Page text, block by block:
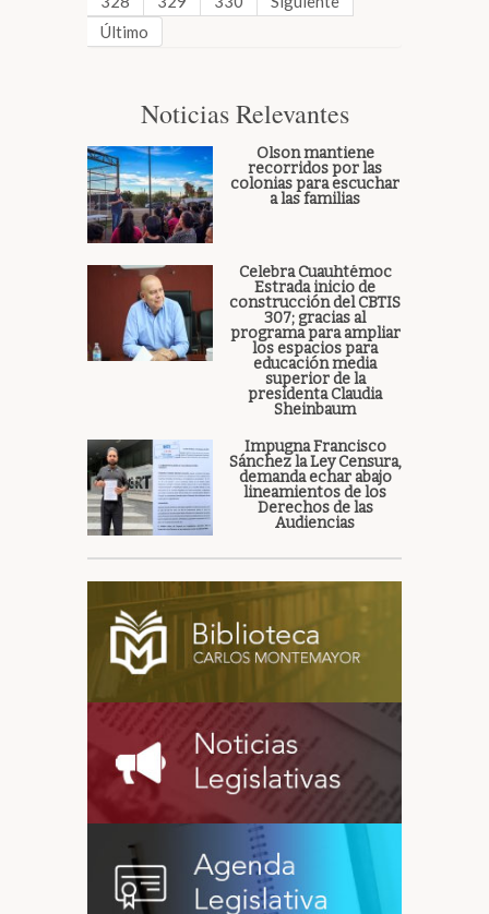
Último
Noticias Relevantes
Olson mantiene
recorridos por las
colonias para escuchar
a las familias
Celebra Cuauhtémoc
Estrada inicio de
construcción del CBTIS
307; gracias al
programa para ampliar
los espacios para
educación media
superior de la
presidenta Claudia
Sheinbaum
Impugna Francisco
Sánchez la Ley Censura,
demanda echar abajo
lineamientos de los
Derechos de las
Audiencias